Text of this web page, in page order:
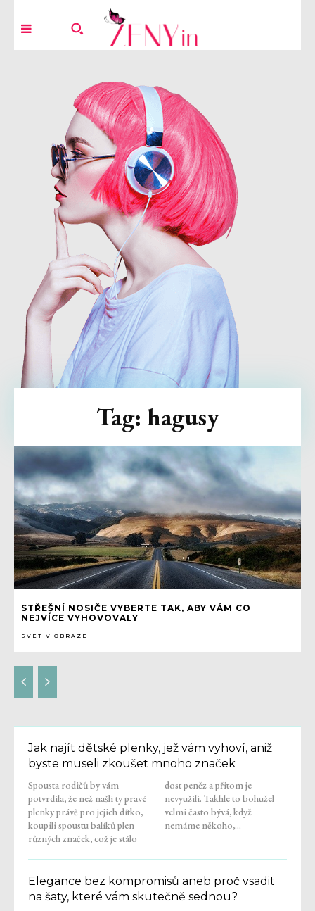
STŘEŠNÍ NOSIČE VYBERTE TAK, ABY VÁM CO
NEJVÍCE VYHOVOVALY
SVET V OBRAZE
Tag: hagusy
Jak najít dětské plenky, jež vám vyhoví, aniž
byste museli zkoušet mnoho značek
Spousta rodičů by vám
potvrdila, že než našli ty pravé
plenky právě pro jejich dítko,
koupili spoustu balíků plen
různých značek, což je stálo
dost peněz a přitom je
nevyužili. Takhle to bohužel
velmi často bývá, když
nemáme někoho,...
Elegance bez kompromisů aneb proč vsadit
na šaty, které vám skutečně sednou?